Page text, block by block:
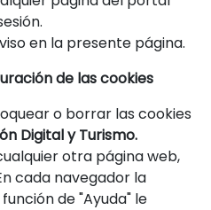
en la presente página.
de las cookies
o borrar las cookies
Digital y Turismo.
otra página web,
cada navegador la
de "Ayuda" le